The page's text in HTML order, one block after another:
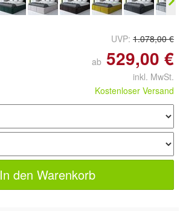
UVP: 1.078,00 €
ab 529,00 €
inkl. MwSt.
Kostenloser Versand
In den Warenkorb